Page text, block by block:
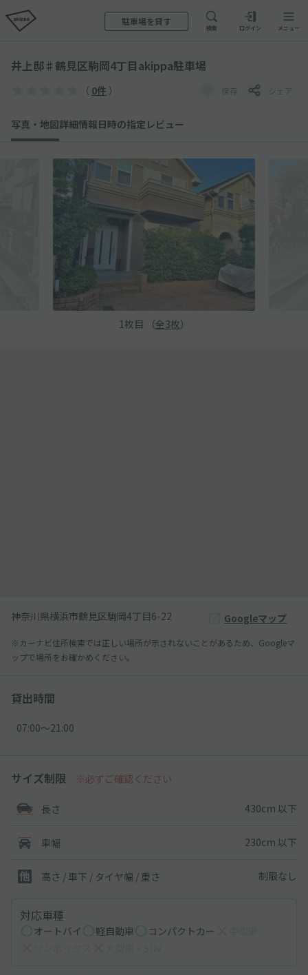
駐車場を貸す
検索 ログイン メニュー
井上邸♯鶴見区駒岡4丁目akippa駐車場
（ 0件 ） 保存 シェア
写真・地図詳細情報日時の指定 レビュー
1 枚目 （全3枚）
神奈川県横浜市鶴見区駒岡4丁目6-22 Googleマップ
※カーナビ住所検索では正しい場所が示されないことがあるため、Googleマ
ップで場所をお確かめください。
貸出時間
07:00〜21:00
サイズ制限 ※必ずご確認ください
長さ 430cm 以下
車幅 230cm 以下
高さ / 車下 / タイヤ幅 / 重さ 制限なし
対応車種
オートバイ 軽自動車 コンパクトカー